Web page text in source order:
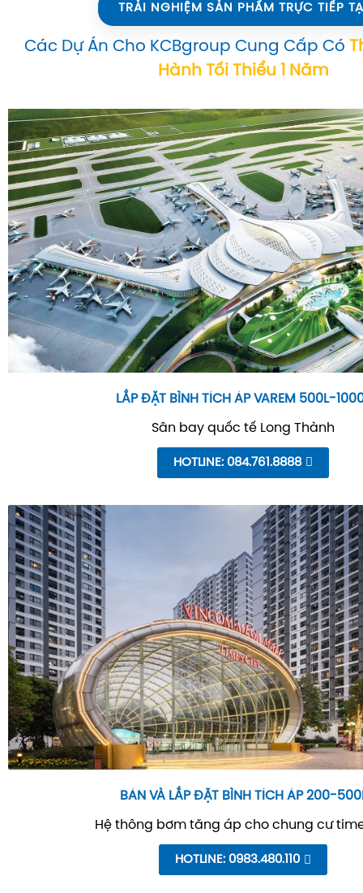
TRẢI NGHIỆM SẢN PHẨM TRỰC TIẾP
Các Dự Án Cho KCBgroup Cung Cấp Có
Hành Tối Thiểu 1 Năm
LẮP ĐẶT BÌNH TÍCH ÁP VAREM 500L-
Sân bay quốc tế Long Thành
HOTLINE: 084.761.8888
BÁN VÀ LẮP ĐẶT BÌNH TÍCH ÁP 200-
Hệ thông bơm tăng áp cho chung cư
HOTLINE: 0983.480.110